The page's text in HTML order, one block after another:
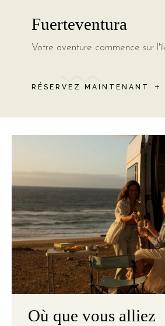
Fuerteventura
Votre aventure commence sur
RÉSERVEZ MAINTENANT
Où que vous alliez